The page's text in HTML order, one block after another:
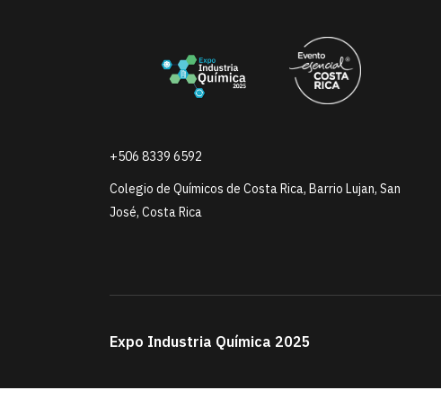
+506 8339 6592
Colegio de Químicos de Costa Rica, Barrio Lujan, San
José, Costa Rica
Expo Industria Química 2025